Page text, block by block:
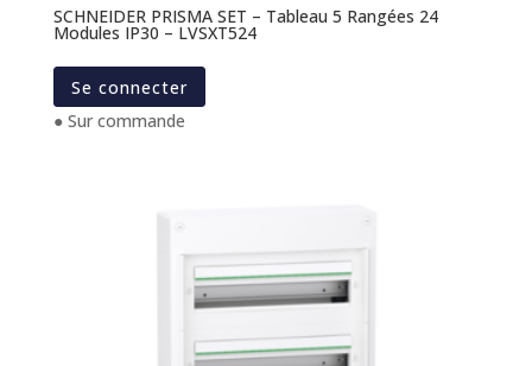
SCHNEIDER PRISMA SET – Tableau 5 Rangées 24
Modules IP30 – LVSXT524
Se connecter
● Sur commande